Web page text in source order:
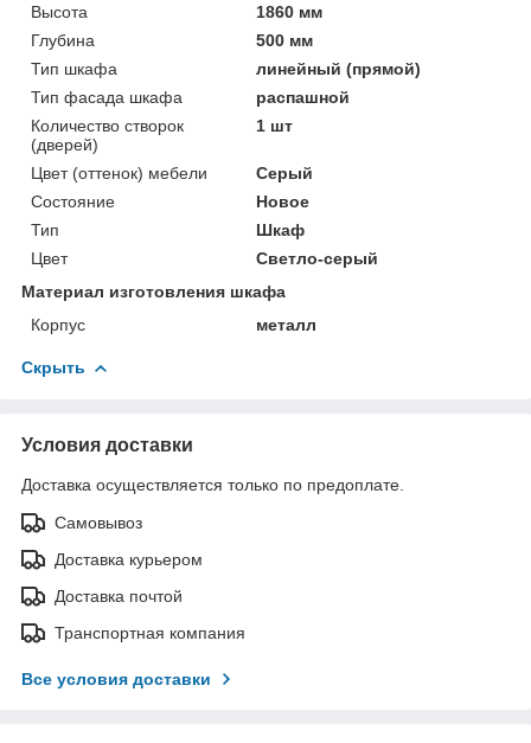
Высота
1860 мм
Глубина
500 мм
Тип шкафа
линейный (прямой)
Тип фасада шкафа
распашной
Количество створок
(дверей)
1 шт
Цвет (оттенок) мебели
Серый
Состояние
Новое
Тип
Шкаф
Цвет
Светло-серый
Материал изготовления шкафа
Корпус
металл
Скрыть
Условия доставки
Доставка осуществляется только по предоплате.
Самовывоз
Доставка курьером
Доставка почтой
Транспортная компания
Все условия доставки